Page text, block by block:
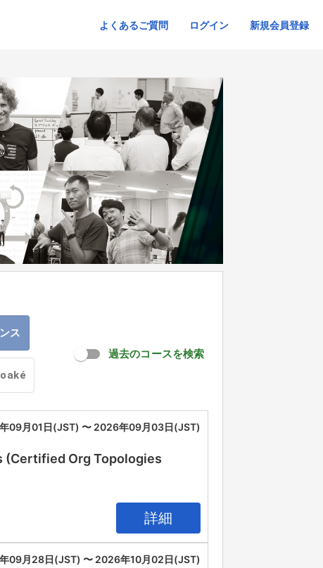
よくあるご質問 ログイン 新規会員登録
ス
過去のコースを検索
09月01日(JST) 〜 2026年09月03日(JST)
(Certified Org Topologies
詳細
09月28日(JST) 〜 2026年10月02日(JST)